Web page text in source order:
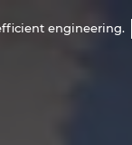
engineering.